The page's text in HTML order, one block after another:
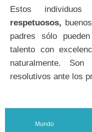
Estos
respetuosos,
padres sólo
talento con
naturalmente.
resolutivos ante los
Mundo